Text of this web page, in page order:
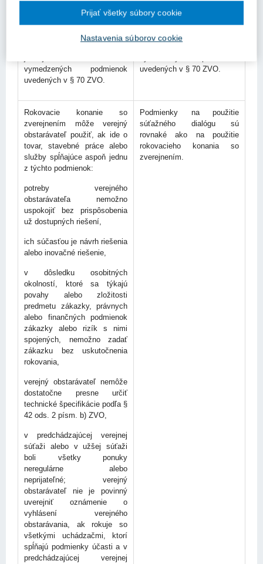
Rokovacie konanie so
zverejnením môže verejný
obstarávateľ použiť iba
vymedzených podmienok
uvedených v § 70 ZVO.
Súťažný dialóg môže verejný
obstarávateľ použiť iba
v prípade splnenia aspoň
uvedených v § 70 ZVO.
Rokovacie konanie so
zverejnením môže verejný
obstarávateľ použiť, ak ide o
tovar, stavebné práce alebo
služby spĺňajúce aspoň jednu
z týchto podmienok:
potreby verejného
obstarávateľa nemožno
uspokojiť bez prispôsobenia
už dostupných riešení,
ich súčasťou je návrh riešenia
alebo inovačné riešenie,
v dôsledku osobitných
okolností, ktoré sa týkajú
povahy alebo zložitosti
predmetu zákazky, právnych
alebo finančných podmienok
zákazky alebo rizík s nimi
spojených, nemožno zadať
zákazku bez uskutočnenia
rokovania,
verejný obstarávateľ nemôže
dostatočne presne určiť
technické špecifikácie podľa §
42 ods. 2 písm. b) ZVO,
v predchádzajúcej verejnej
súťaži alebo v užšej súťaži
boli všetky ponuky
neregulárne alebo
neprijateľné; verejný
obstarávateľ nie je povinný
uverejniť oznámenie o
vyhlásení verejného
obstarávania, ak rokuje so
všetkými uchádzačmi, ktorí
spĺňajú podmienky účasti a v
predchádzajúcej verejnej
Podmienky na použitie
súťažného dialógu sú
rovnaké ako na použitie
rokovacieho konania so
zverejnením.
Nastavenia súborov cookie
Prijať všetky súbory cookie